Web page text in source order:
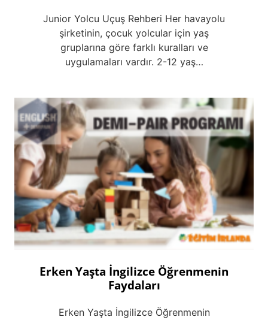
Junior Yolcu Uçuş Rehberi Her havayolu
şirketinin, çocuk yolcular için yaş
gruplarına göre farklı kuralları ve
uygulamaları vardır. 2-12 yaş…
Erken Yaşta İngilizce Öğrenmenin
Faydaları
Erken Yaşta İngilizce Öğrenmenin